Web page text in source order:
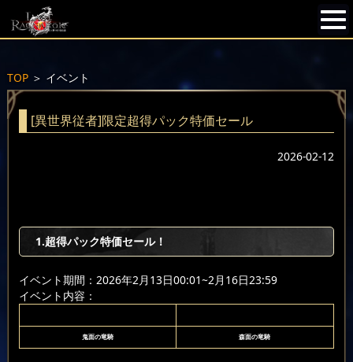
TOP＞ イベント
[異世界従者]限定超得パック特価セール
2026-02-12
1.超得パック特価セール！
イベント期間：2026年2月13日00:01~2月16日23:59
イベント内容：
鬼面の竜騎 森面の竜騎